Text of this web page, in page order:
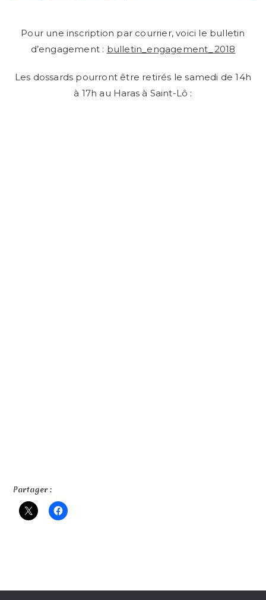
Pour une inscription par courrier, voici le bulletin
d’engagement : bulletin_engagement_2018
Les dossards pourront être retirés le samedi de 14h
à 17h au Haras à Saint-Lô :
Partager :